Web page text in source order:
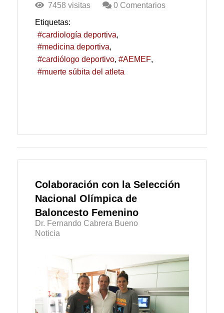
7458 visitas
0 Comentarios
Etiquetas:
cardiología deportiva
medicina deportiva
cardiólogo deportivo
AEMEF
muerte súbita del atleta
Colaboración con la Selección
Nacional Olímpica de
Baloncesto Femenino
Dr. Fernando Cabrera Bueno
Noticia